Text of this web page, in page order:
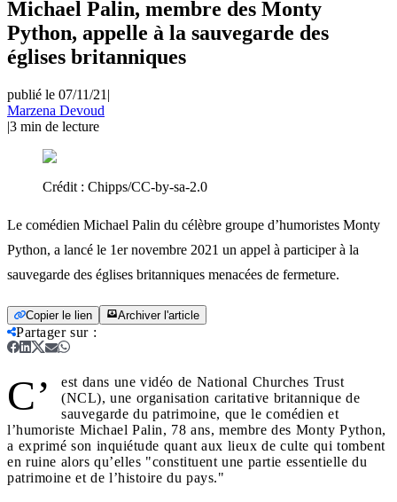
Michael Palin, membre des Monty
Python, appelle à la sauvegarde des
églises britanniques
publié le 07/11/21 |
Marzena Devoud
|3 min de lecture
Crédit : Chipps/CC-by-sa-2.0
Le comédien Michael Palin du célèbre groupe d’humoristes Monty
Python, a lancé le 1er novembre 2021 un appel à participer à la
sauvegarde des églises britanniques menacées de fermeture.
Copier le lien Archiver l'article
Partager sur:
C’
est dans une vidéo de National Churches Trust
(NCL), une organisation caritative britannique de
sauvegarde du patrimoine, que le comédien et
l’humoriste Michael Palin, 78 ans, membre des Monty Python,
a exprimé son inquiétude quant aux lieux de culte qui tombent
en ruine alors qu’elles "constituent une partie essentielle du
patrimoine et de l’histoire du pays."